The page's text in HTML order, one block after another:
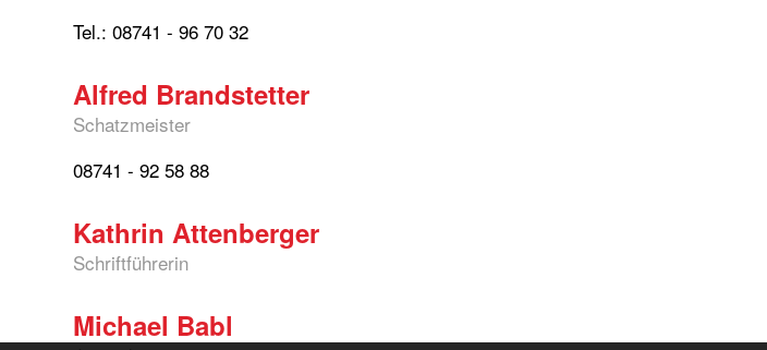
Tel.: 08741 - 96 70 32
Alfred Brandstetter
Schatzmeister
08741 - 92 58 88
Kathrin Attenberger
Schriftführerin
Michael Babl